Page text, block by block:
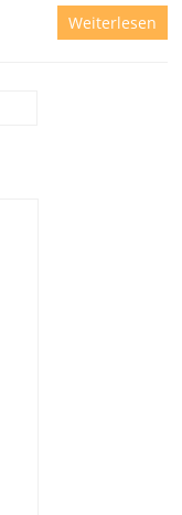
Weiterlesen